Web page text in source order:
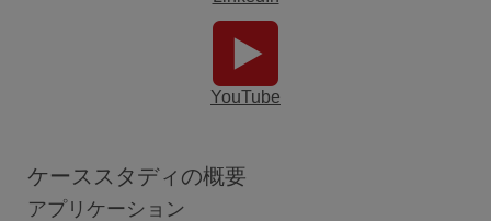
YouTube
ケーススタディの概要
アプリケーション